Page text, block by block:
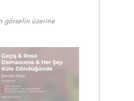
görselin üzerine